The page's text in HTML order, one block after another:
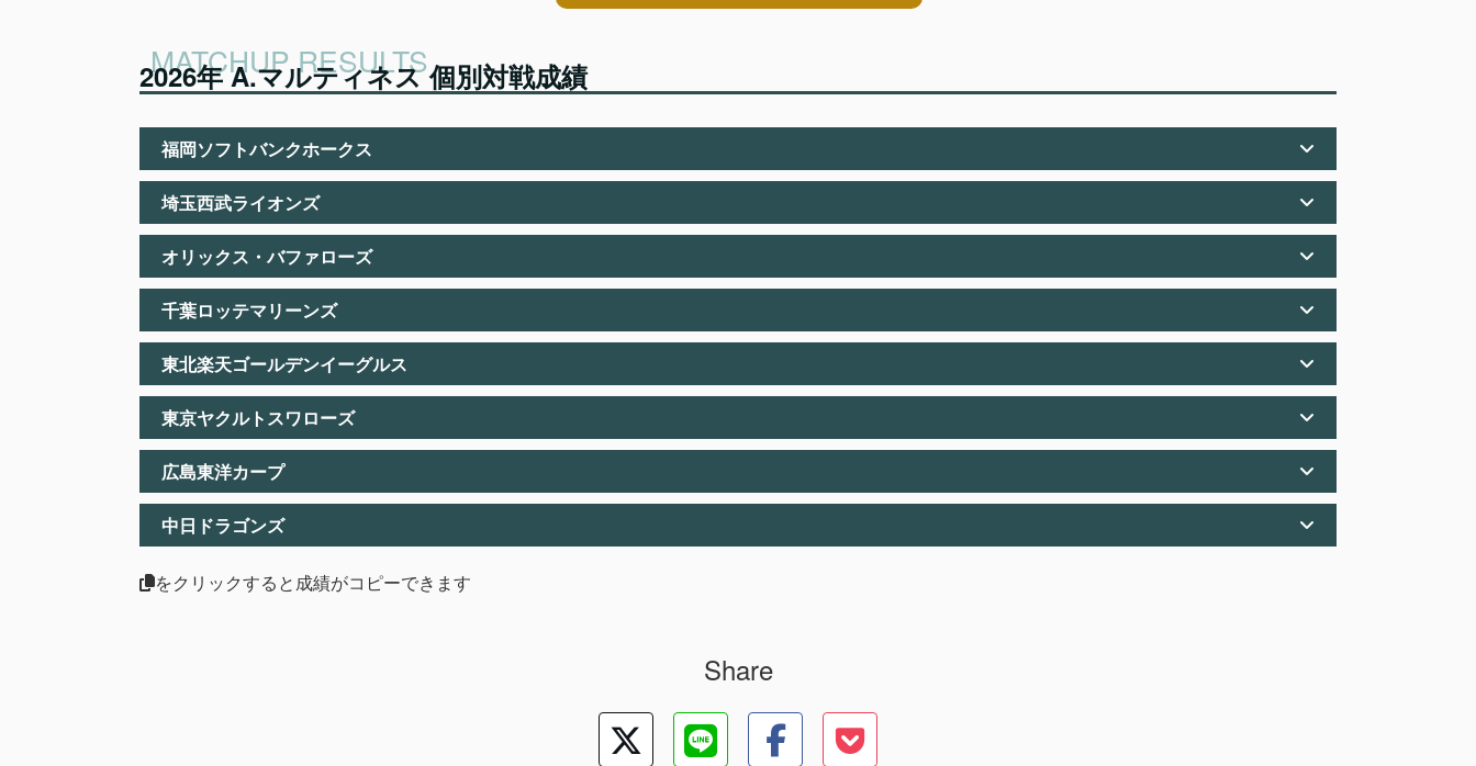
2026年 A.マルティネス 個別対戦成績
福岡ソフトバンクホークス
埼玉西武ライオンズ
オリックス・バファローズ
千葉ロッテマリーンズ
東北楽天ゴールデンイーグルス
東京ヤクルトスワローズ
広島東洋カープ
中日ドラゴンズ
をクリックすると成績がコピーできます
Share